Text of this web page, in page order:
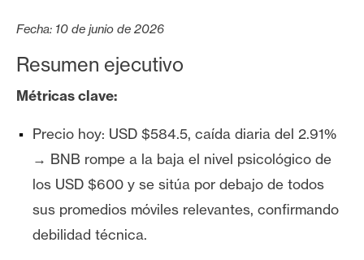
s
T
e
m
a
s
R
Fecha: 10 de junio de 2026
Resumen ejecutivo
Métricas clave:
Precio hoy: USD $584.5, caída diaria del 2.91%
→ BNB rompe a la baja el nivel psicológico de
los USD $600 y se sitúa por debajo de todos
sus promedios móviles relevantes, confirmando
debilidad técnica.